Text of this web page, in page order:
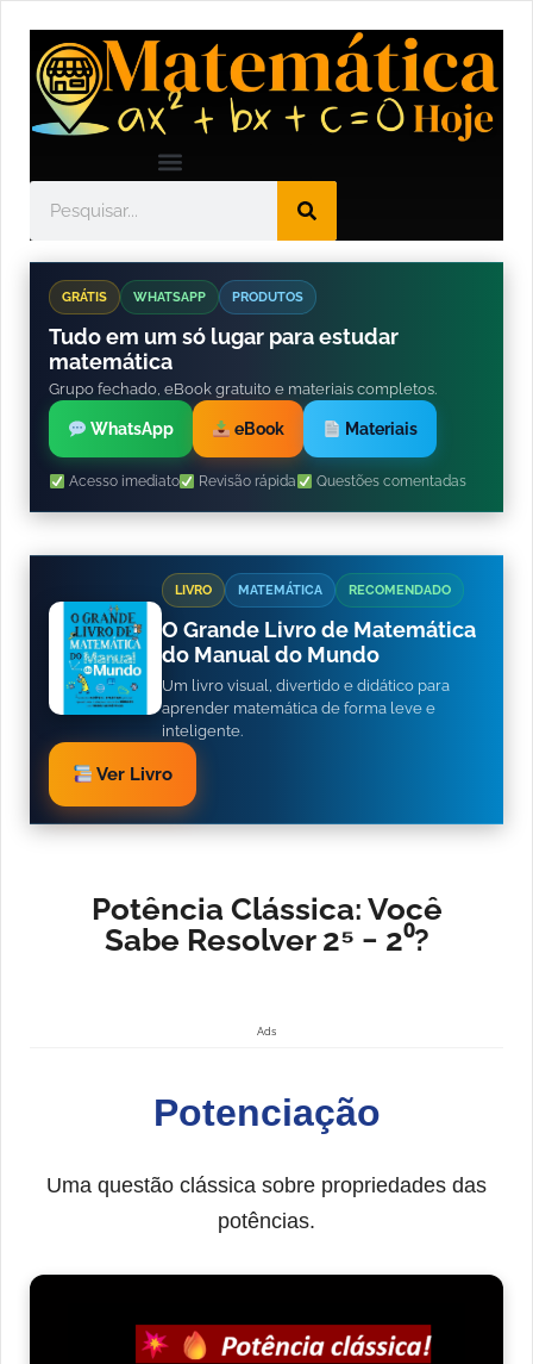
GRÁTIS WHATSAPP PRODUTOS
Tudo em um só lugar para estudar
matemática
Grupo fechado, eBook gratuito e materiais completos.
WhatsApp eBook Materiais
Acesso imediato Revisão rápida Questões comentadas
LIVRO MATEMÁTICA RECOMENDADO
O Grande Livro de Matemática
do Manual do Mundo
Um livro visual, divertido e didático para
aprender matemática de forma leve e
inteligente.
Ver Livro
Potência Clássica: Você
Sabe Resolver 2⁵ − 2⁰?
Ads
Potenciação
Uma questão clássica sobre propriedades das
potências.